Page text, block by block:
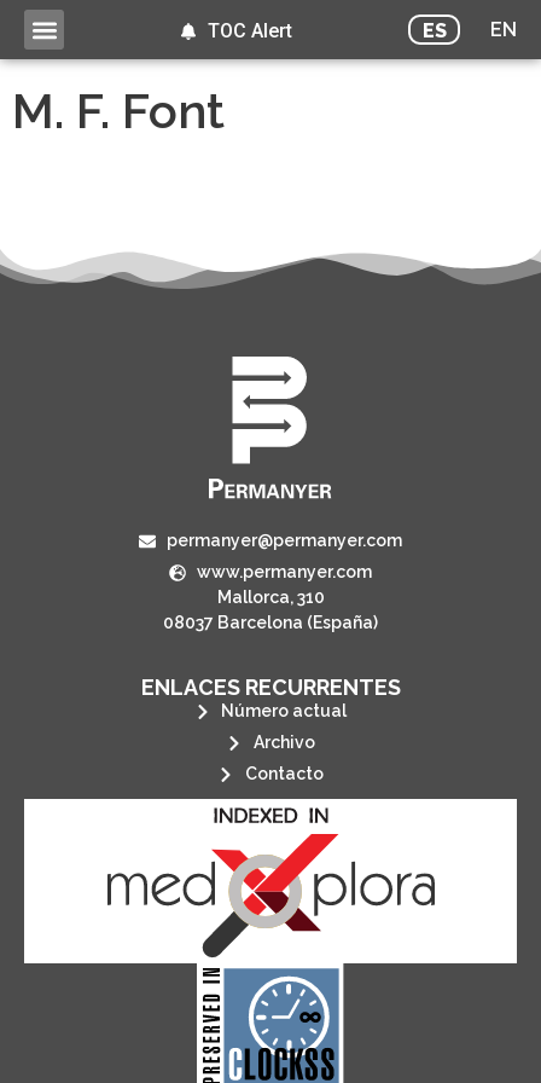
ES EN
TOC Alert
M. F. Font
permanyer@permanyer.com
www.permanyer.com
Mallorca, 310
08037 Barcelona (España)
ENLACES RECURRENTES
Número actual
Archivo
Contacto
CLOCKSS is a dak archive that
ensures the long-term survival
of web-based scholary
publications, governed by and for
its stakeholders.